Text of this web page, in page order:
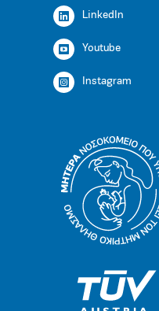
LinkedIn
Youtube
Instagram